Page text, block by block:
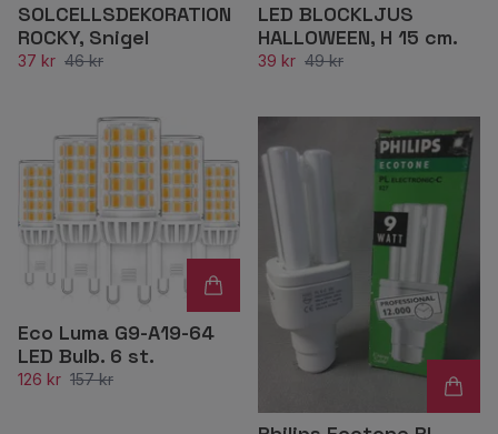
SOLCELLSDEKORATION
ROCKY, Snigel
37 kr 46 kr
LED BLOCKLJUS
HALLOWEEN, H 15 cm.
39 kr 49 kr
Eco Luma G9-A19-64
LED Bulb. 6 st.
126 kr 157 kr